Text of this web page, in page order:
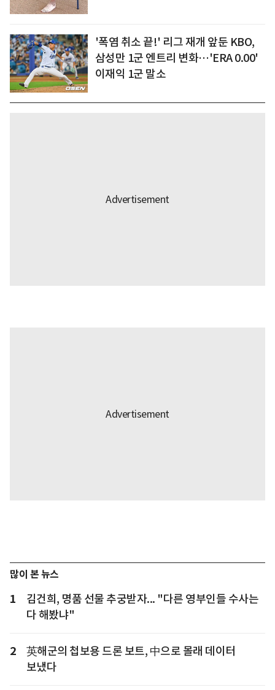
'폭염 취소 끝!' 리그 재개 앞둔 KBO,
삼성만 1군 엔트리 변화…'ERA 0.00'
이재익 1군 말소
많이 본 뉴스
1
김건희, 명품 선물 추궁받자... "다른 영부인들 수사는
다 해봤냐"
2
英해군의 첩보용 드론 보트, 中으로 몰래 데이터
보냈다